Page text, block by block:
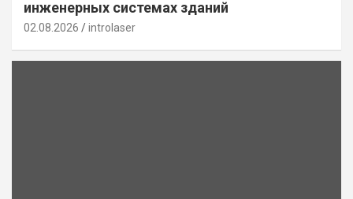
инженерных системах зданий
02.08.2026 introlaser